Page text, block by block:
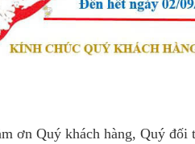
ơn Quý khách hàng, Quý đối